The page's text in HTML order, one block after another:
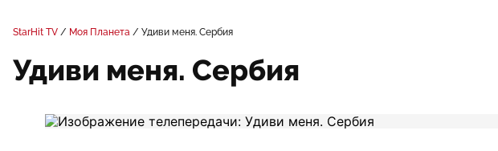
StarHit TV Моя Планета Удиви меня. Сербия
Удиви меня. Сербия